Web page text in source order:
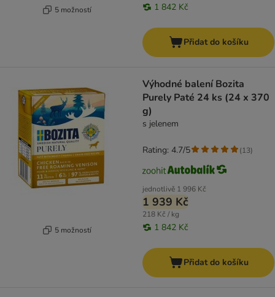
5 možností 1 842 Kč
Přidat do košíku
5 možností
Výhodné balení Bozita
Purely Paté 24 ks (24 x 370
g)
s jelenem
jednotlivě 1 996 Kč
1 939 Kč
218 Kč / kg
1 842 Kč
Rating: 4.7/5 (13)
Přidat do košíku